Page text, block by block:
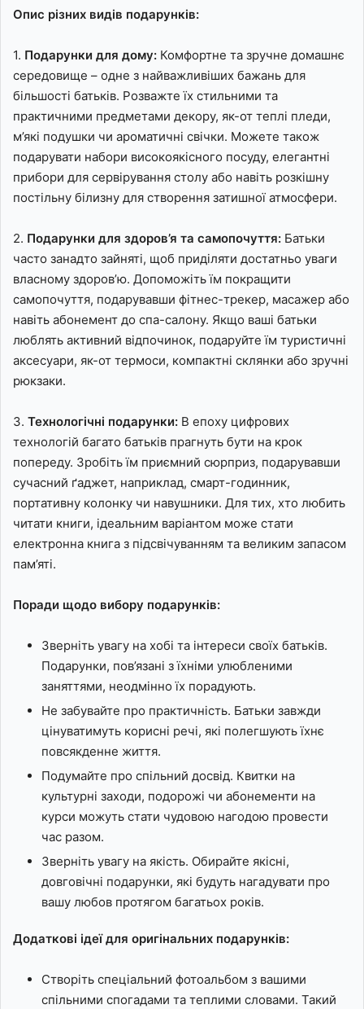
Опис різних видів подарунків:
1. Подарунки для дому: Комфортне та зручне домашнє
середовище – одне з найважливіших бажань для
більшості батьків. Розважте їх стильними та
практичними предметами декору, як-от теплі пледи,
м’які подушки чи ароматичні свічки. Можете також
подарувати набори високоякісного посуду, елегантні
прибори для сервірування столу або навіть розкішну
постільну білизну для створення затишної атмосфери.
2. Подарунки для здоров’я та самопочуття: Батьки
часто занадто зайняті, щоб приділяти достатньо уваги
власному здоров’ю. Допоможіть їм покращити
самопочуття, подарувавши фітнес-трекер, масажер або
навіть абонемент до спа-салону. Якщо ваші батьки
люблять активний відпочинок, подаруйте їм туристичні
аксесуари, як-от термоси, компактні склянки або зручні
рюкзаки.
3. Технологічні подарунки: В епоху цифрових
технологій багато батьків прагнуть бути на крок
попереду. Зробіть їм приємний сюрприз, подарувавши
сучасний ґаджет, наприклад, смарт-годинник,
портативну колонку чи навушники. Для тих, хто любить
читати книги, ідеальним варіантом може стати
електронна книга з підсвічуванням та великим запасом
пам’яті.
Поради щодо вибору подарунків:
Зверніть увагу на хобі та інтереси своїх батьків.
Подарунки, пов’язані з їхніми улюбленими
заняттями, неодмінно їх порадують.
Не забувайте про практичність. Батьки завжди
цінуватимуть корисні речі, які полегшують їхнє
повсякденне життя.
Подумайте про спільний досвід. Квитки на
культурні заходи, подорожі чи абонементи на
курси можуть стати чудовою нагодою провести
час разом.
Зверніть увагу на якість. Обирайте якісні,
довговічні подарунки, які будуть нагадувати про
вашу любов протягом багатьох років.
Додаткові ідеї для оригінальних подарунків:
Створіть спеціальний фотоальбом з вашими
спільними спогадами та теплими словами. Такий